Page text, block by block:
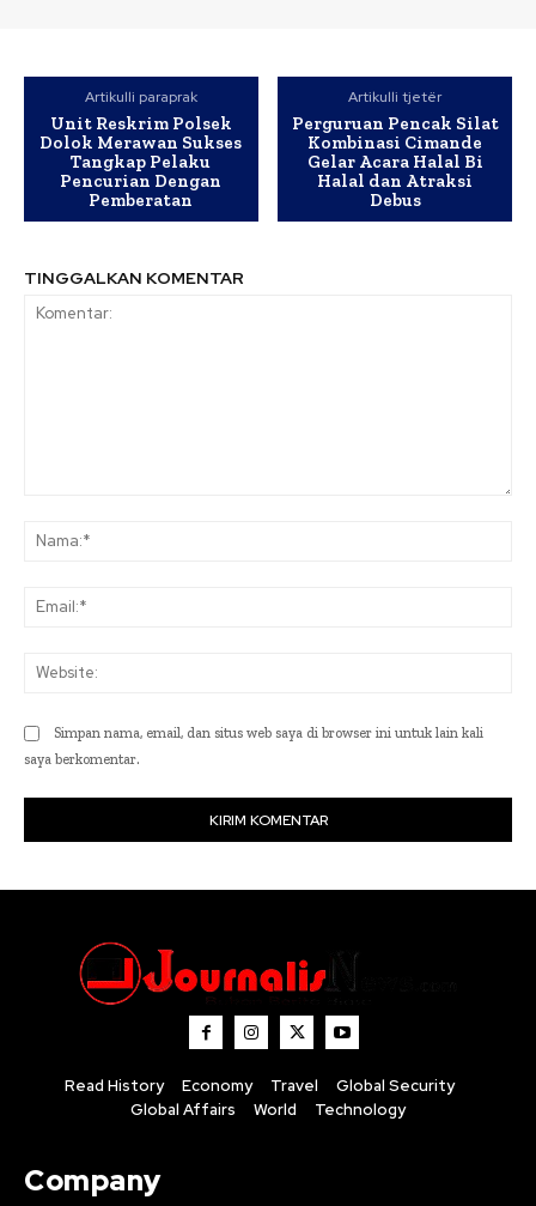
Artikulli paraprak
Unit Reskrim Polsek
Dolok Merawan Sukses
Tangkap Pelaku
Pencurian Dengan
Pemberatan
Artikulli tjetër
Perguruan Pencak Silat
Kombinasi Cimande
Gelar Acara Halal Bi
Halal dan Atraksi
Debus
TINGGALKAN KOMENTAR
Simpan nama, email, dan situs web saya di browser ini untuk lain kali
saya berkomentar.
Read History Economy Travel
Global Security
Global Affairs
World Technology
Company